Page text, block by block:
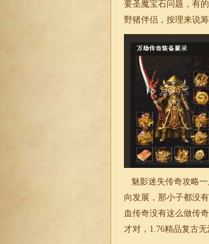
要圣魔宝石问题，有
野猪伴侣，按理来说
魅影迷失传奇攻略
向发展，那小子都没
血传奇没有这么做传
才对， 1.76精品复古无